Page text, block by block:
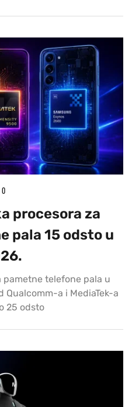
0
procesora za
pala 15 odsto u
pametne telefone pala u
Qualcomm-a i MediaTek-a
25 odsto